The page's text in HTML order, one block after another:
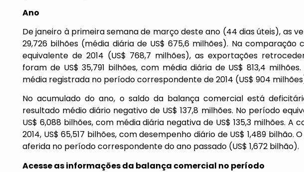
Ano
De janeiro à primeira semana de março deste ano (44 dias úteis), as
29,726 bilhões (média diária de US$ 675,6 milhões). Na
equivalente de 2014 (US$ 768,7 milhões), as exportações
foram de US$ 35,791 bilhões, com média diária de US$ 813,4
média registrada no período correspondente de 2014 (US$ 904
No acumulado do ano, o saldo da balança comercial está
resultado médio diário negativo de US$ 137,8 milhões. No período
US$ 6,088 bilhões, com média diária negativa de US$ 135,3 milhões.
2014, US$ 65,517 bilhões, com desempenho diário de US$ 1,489 bilhão.
aferida no período correspondente do ano passado (US$ 1,672 bilhão).
Acesse as informações da balança comercial no período